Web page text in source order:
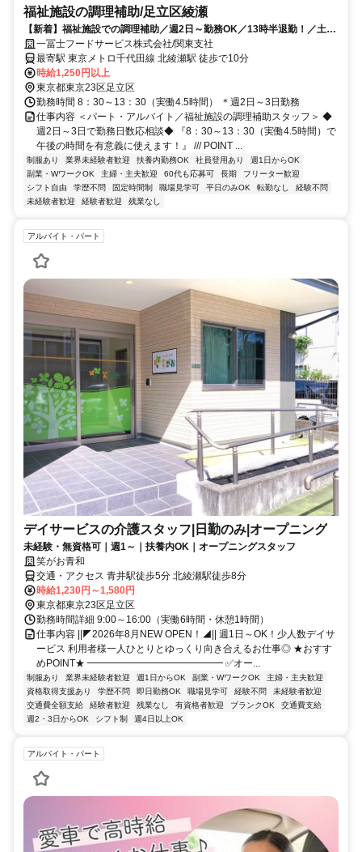
福祉施設の調理補助/足立区綾瀬
【新着】福祉施設での調理補助／週2日～勤務OK／13時半退勤！／土日
祝休み／自転車､バイク通勤可能
一冨士フードサービス株式会社/関東支社
最寄駅 東京メトロ千代田線 北綾瀬駅 徒歩で10分
時給1,250円以上
東京都東京23区足立区
勤務時間 8：30～13：30（実働4.5時間） ＊週2日～3日勤務
仕事内容 ＜パート・アルバイト／福祉施設の調理補助スタッフ＞ ◆
週2日～3日で勤務日数応相談◆ 『8：30～13：30（実働4.5時間）で
午後の時間を有意義に使えます！』 /// POINT ...
制服あり 業界未経験者歓迎 扶養内勤務OK 社員登用あり
週1日からOK
副業・WワークOK
主婦・主夫歓迎 60代も応募可 長期
フリーター歓迎
シフト自由
学歴不問 固定時間制 職場見学可 平日のみOK 転勤なし
経験不問
未経験者歓迎
経験者歓迎 残業なし
アルバイト・パート
デイサービスの介護スタッフ|日勤のみ|オープニング
未経験・無資格可｜週1～｜扶養内OK｜オープニングスタッフ
笑がお青和
交通・アクセス 青井駅徒歩5分 北綾瀬駅徒歩8分
時給1,230円～1,580円
東京都東京23区足立区
勤務時間詳細 9:00～16:00（実働6時間・休憩1時間）
仕事内容 ||◤2026年8月NEW OPEN！◢|| 週1日～OK！少人数デイサ
ービス 利用者様一人ひとりとゆっくり向き合えるお仕事◎ ★おすす
めPOINT★ ━━━━━━━━━━━━━━ ✅オー...
制服あり 業界未経験者歓迎 週1日からOK 副業・WワークOK
主婦・主夫歓迎
資格取得支援あり
学歴不問 即日勤務OK 職場見学可 経験不問
未経験者歓迎
交通費全額支給
経験者歓迎 残業なし 有資格者歓迎 ブランクOK
交通費支給
週2・3日からOK
シフト制 週4日以上OK
アルバイト・パート